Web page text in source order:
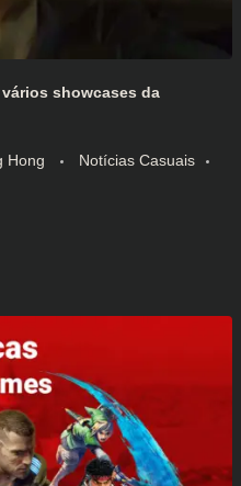
showcases da
Hong
Notícias Casuais